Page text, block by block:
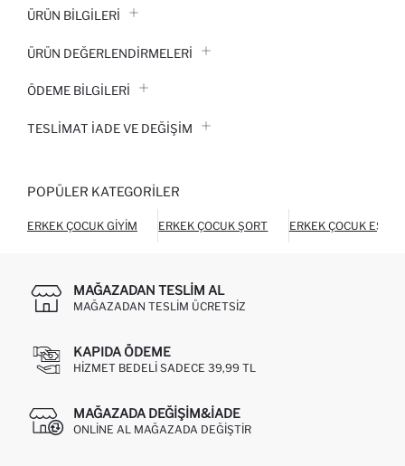
ÜRÜN BILGILERI
ÜRÜN DEĞERLENDİRMELERİ
ÖDEME BİLGİLERİ
TESLIMAT İADE VE DEĞIŞIM
POPÜLER KATEGORILER
ERKEK ÇOCUK GIYIM ERKEK ÇOCUK ŞORT ERKEK ÇOCUK
MAĞAZADAN TESLIM AL
MAĞAZADAN TESLIM ÜCRETSIZ
KAPIDA ÖDEME
HIZMET BEDELI SADECE 39,99 TL
MAĞAZADA DEĞIŞIM&İADE
ONLINE AL MAĞAZADA DEĞIŞTIR